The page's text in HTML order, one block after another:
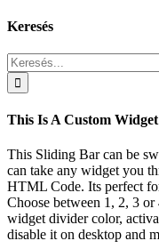
Toggle
Bar
Area
Keresés
Keresés...
This Is A Custom Widget
This Sliding Bar can be
can take any widget you
HTML Code. Its perfect
Choose between 1, 2, 3
widget divider color,
disable it on desktop and